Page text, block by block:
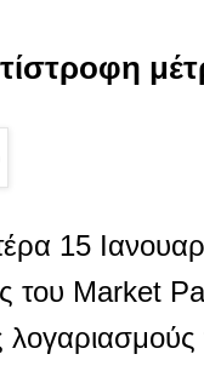
15
του Market